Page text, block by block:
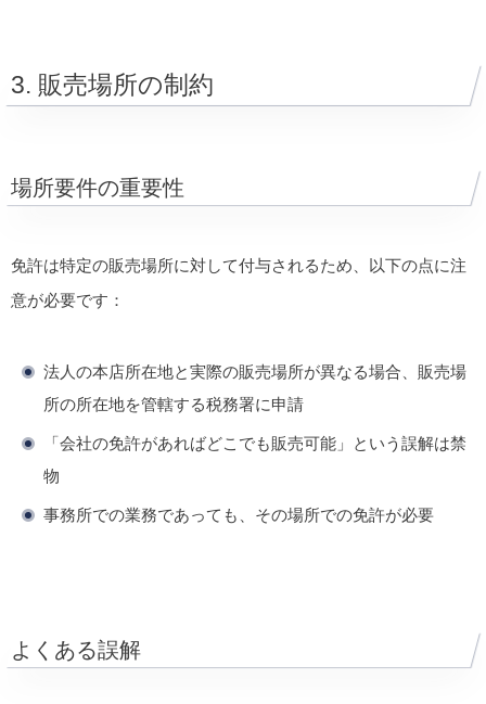
3. 販売場所の制約
場所要件の重要性
免許は特定の販売場所に対して付与されるため、以下の点に注
意が必要です：
法人の本店所在地と実際の販売場所が異なる場合、販売場
所の所在地を管轄する税務署に申請
「会社の免許があればどこでも販売可能」という誤解は禁
物
事務所での業務であっても、その場所での免許が必要
よくある誤解